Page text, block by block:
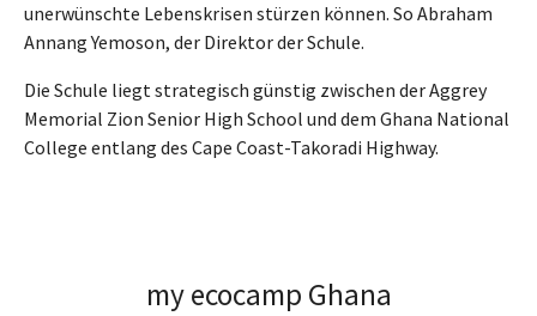
unerwünschte Lebenskrisen stürzen können. So Abraham
Annang Yemoson, der Direktor der Schule.
Die Schule liegt strategisch günstig zwischen der Aggrey
Memorial Zion Senior High School und dem Ghana National
College entlang des Cape Coast-Takoradi Highway.
my ecocamp Ghana